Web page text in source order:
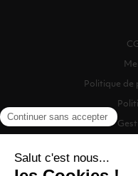
Politique de